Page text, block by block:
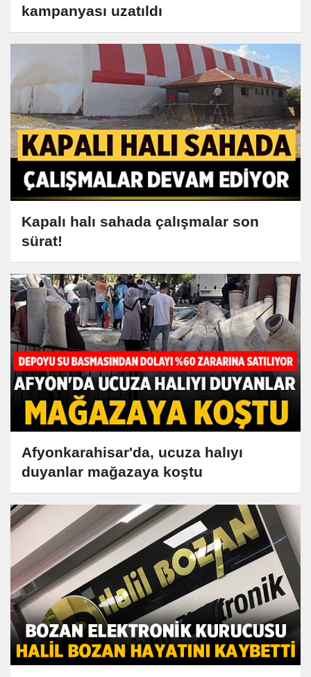
kampanyası uzatıldı
Kapalı halı sahada çalışmalar son
sürat!
Afyonkarahisar'da, ucuza halıyı
duyanlar mağazaya koştu